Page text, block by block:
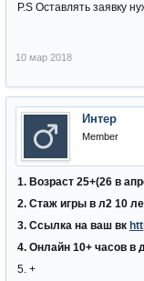
P.S Оставлять заявку
10 мар 2018
Интер
Member
1. Возраст 25+(26 в
2. Стаж игры в л2 10
3. Ссылка на ваш вк
4. Онлайн 10+ часов в
5. +